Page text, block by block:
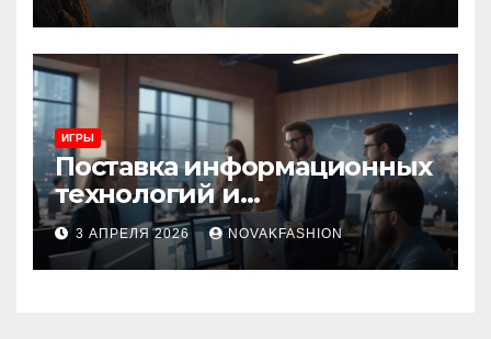
ИГРЫ
Поставка информационных
технологий и
инновационные решения
3 АПРЕЛЯ 2026 NOVAKFASHION